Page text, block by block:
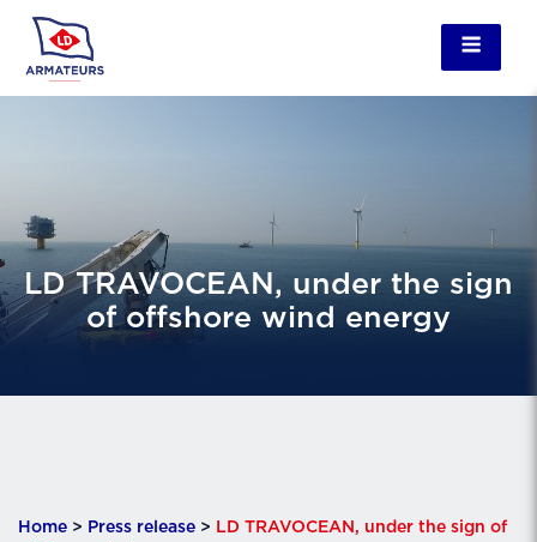
LD TRAVOCEAN, under the sign
of offshore wind energy
Home > Press release > LD TRAVOCEAN, under the sign of